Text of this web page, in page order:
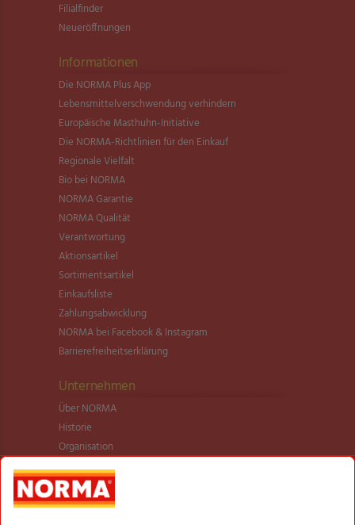
Filialfinder
Neueröffnungen
Informationen
Die NORMA Plus App
Lebensmittel­verschwendung verhindern
Europäische Masthuhn-Initiative
Die NORMA-Richtlinien für den Einkauf
Regionale Vielfalt
Bio bei NORMA
NORMA Garantie
NORMA Qualität
Verantwortung
Aktionsartikel
Sortimentsartikel
Einkaufsliste
Zahlungsabwicklung
NORMA bei Facebook & Instagram
Barrierefreiheitserklärung
Unternehmen
Über NORMA
Historie
Organisation
International
Logistik
Filialnetz